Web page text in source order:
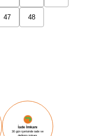
47 48
İade İmkanı
30 gün içerisinde iade ve